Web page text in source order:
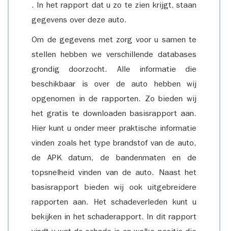
. In het rapport dat u zo te zien krijgt, staan
gegevens over deze auto.
Om de gegevens met zorg voor u samen te
stellen hebben we verschillende databases
grondig doorzocht. Alle informatie die
beschikbaar is over de auto hebben wij
opgenomen in de rapporten. Zo bieden wij
het gratis te downloaden basisrapport aan.
Hier kunt u onder meer praktische informatie
vinden zoals het type brandstof van de auto,
de APK datum, de bandenmaten en de
topsnelheid vinden van de auto. Naast het
basisrapport bieden wij ook uitgebreidere
rapporten aan. Het schadeverleden kunt u
bekijken in het schaderapport. In dit rapport